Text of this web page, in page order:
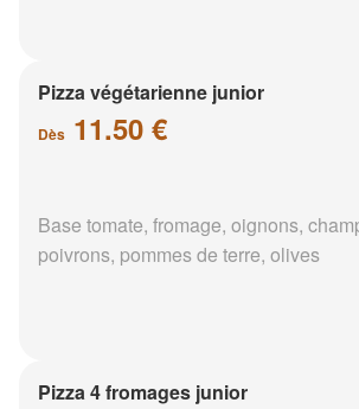
Pizza végétarienne junior
Dès 11.50 €
Base tomate, fromage, oignons,
poivrons, pommes de terre, olives
Pizza 4 fromages junior